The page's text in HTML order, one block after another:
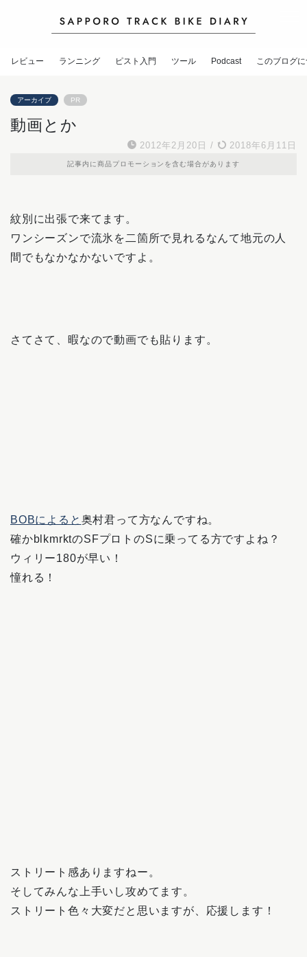
レビュー ランニング ピスト入門 ツール Podcast このブログ
アーカイブ PR
動画とか
2012年2月20日 / 2018年6月11日
記事内に商品プロモーションを含む場合があります
紋別に出張で来てます。
ワンシーズンで流氷を二箇所で見れるなんて地元の人
間でもなかなかないですよ。
さてさて、暇なので動画でも貼ります。
BOBによると 奥村君って方なんですね。
確かblkmrktのSFプロトのSに乗ってる方ですよね？
ウィリー180が早い！
憧れる！
ストリート感ありますねー。
そしてみんな上手いし攻めてます。
ストリート色々大変だと思いますが、応援します！